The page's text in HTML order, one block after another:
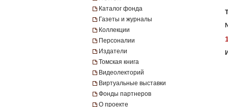
Каталог фонда
Газеты и журналы
Коллекции
Персоналии
Издатели
Томская книга
Видеолекторий
Виртуальные выставки
Фонды партнеров
О проекте